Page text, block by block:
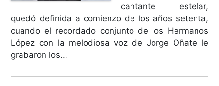
cantante estelar,
quedó definida a comienzo de los años setenta,
cuando el recordado conjunto de los Hermanos
López con la melodiosa voz de Jorge Oñate le
grabaron los...